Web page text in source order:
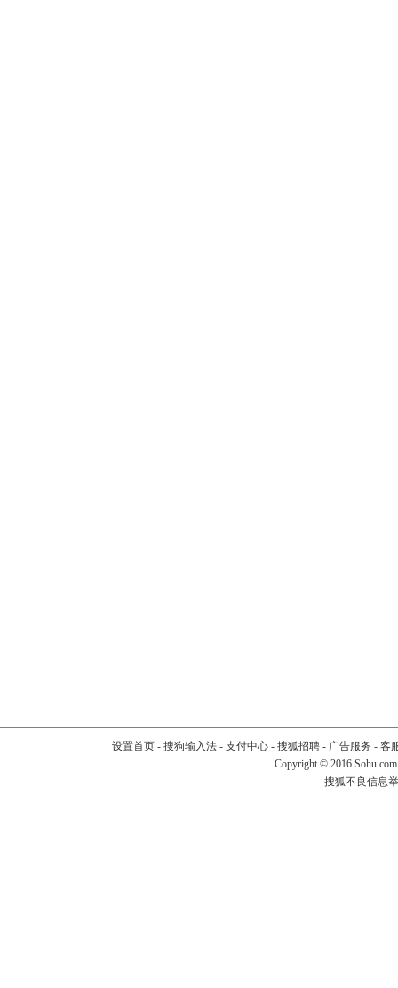
设置首页- 搜狗输入法- 支付中心- 搜狐招聘- 广告服务 - 客
Copyright © 2016
搜狐不良信息